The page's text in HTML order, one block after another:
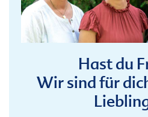
Hast du
Wir sind für